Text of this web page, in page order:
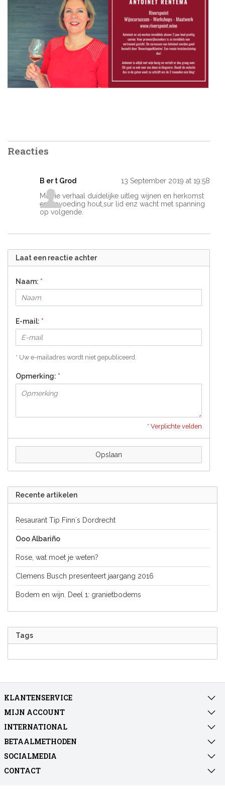
Reacties
B er t Grod
13 September 2019 at 19:58
Mooie verhaal duidelijke uitleg wijnen en herkomst
en opvoeding hout,sur lid enz wacht met spanning
op volgende.
Laat een reactie achter
Naam: *
E-mail: *
* Uw e-mailadres wordt niet gepubliceerd.
Opmerking: *
* Verplichte velden
Opslaan
Recente artikelen
Resaurant Tip Finn´s Dordrecht
Ooo Albariño
Rose, wat moet je weten?
Clemens Busch presenteert jaargang 2016
Bodem en wijn. Deel 1: granietbodems
Tags
KLANTENSERVICE
MIJN ACCOUNT
INTERNATIONAL
BETAALMETHODEN
SOCIALMEDIA
CONTACT